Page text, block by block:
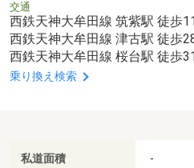
交通
西鉄天神大牟田線 筑紫駅 徒歩
西鉄天神大牟田線 津古駅 徒歩
西鉄天神大牟田線 桜台駅 徒歩
乗り換え検索
私道面積 -